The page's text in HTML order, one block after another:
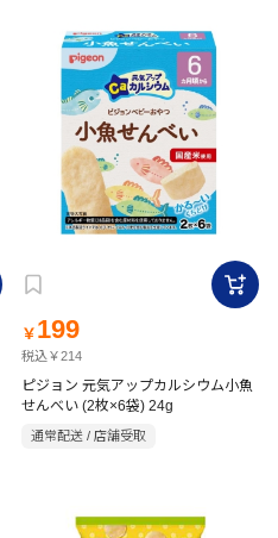
￥ 199
税込￥214
ピジョン 元気アップカルシウム小魚
せんべい (2枚×6袋) 24g
通常配送 / 店舗受取